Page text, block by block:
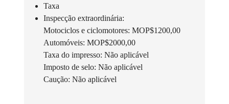
Taxa
Inspecção extraordinária:
Motociclos e ciclomotores: MOP$1200,00
Automóveis: MOP$2000,00
Taxa do impresso: Não aplicável
Imposto de selo: Não aplicável
Caução: Não aplicável